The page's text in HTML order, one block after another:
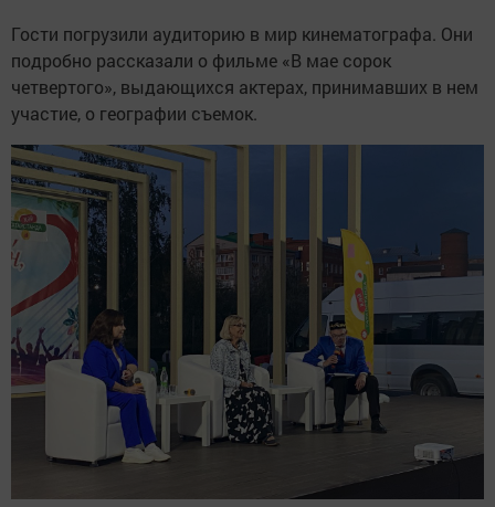
Гости погрузили аудиторию в мир кинематографа. Они
подробно рассказали о фильме «В мае сорок
четвертого», выдающихся актерах, принимавших в нем
участие, о географии съемок.